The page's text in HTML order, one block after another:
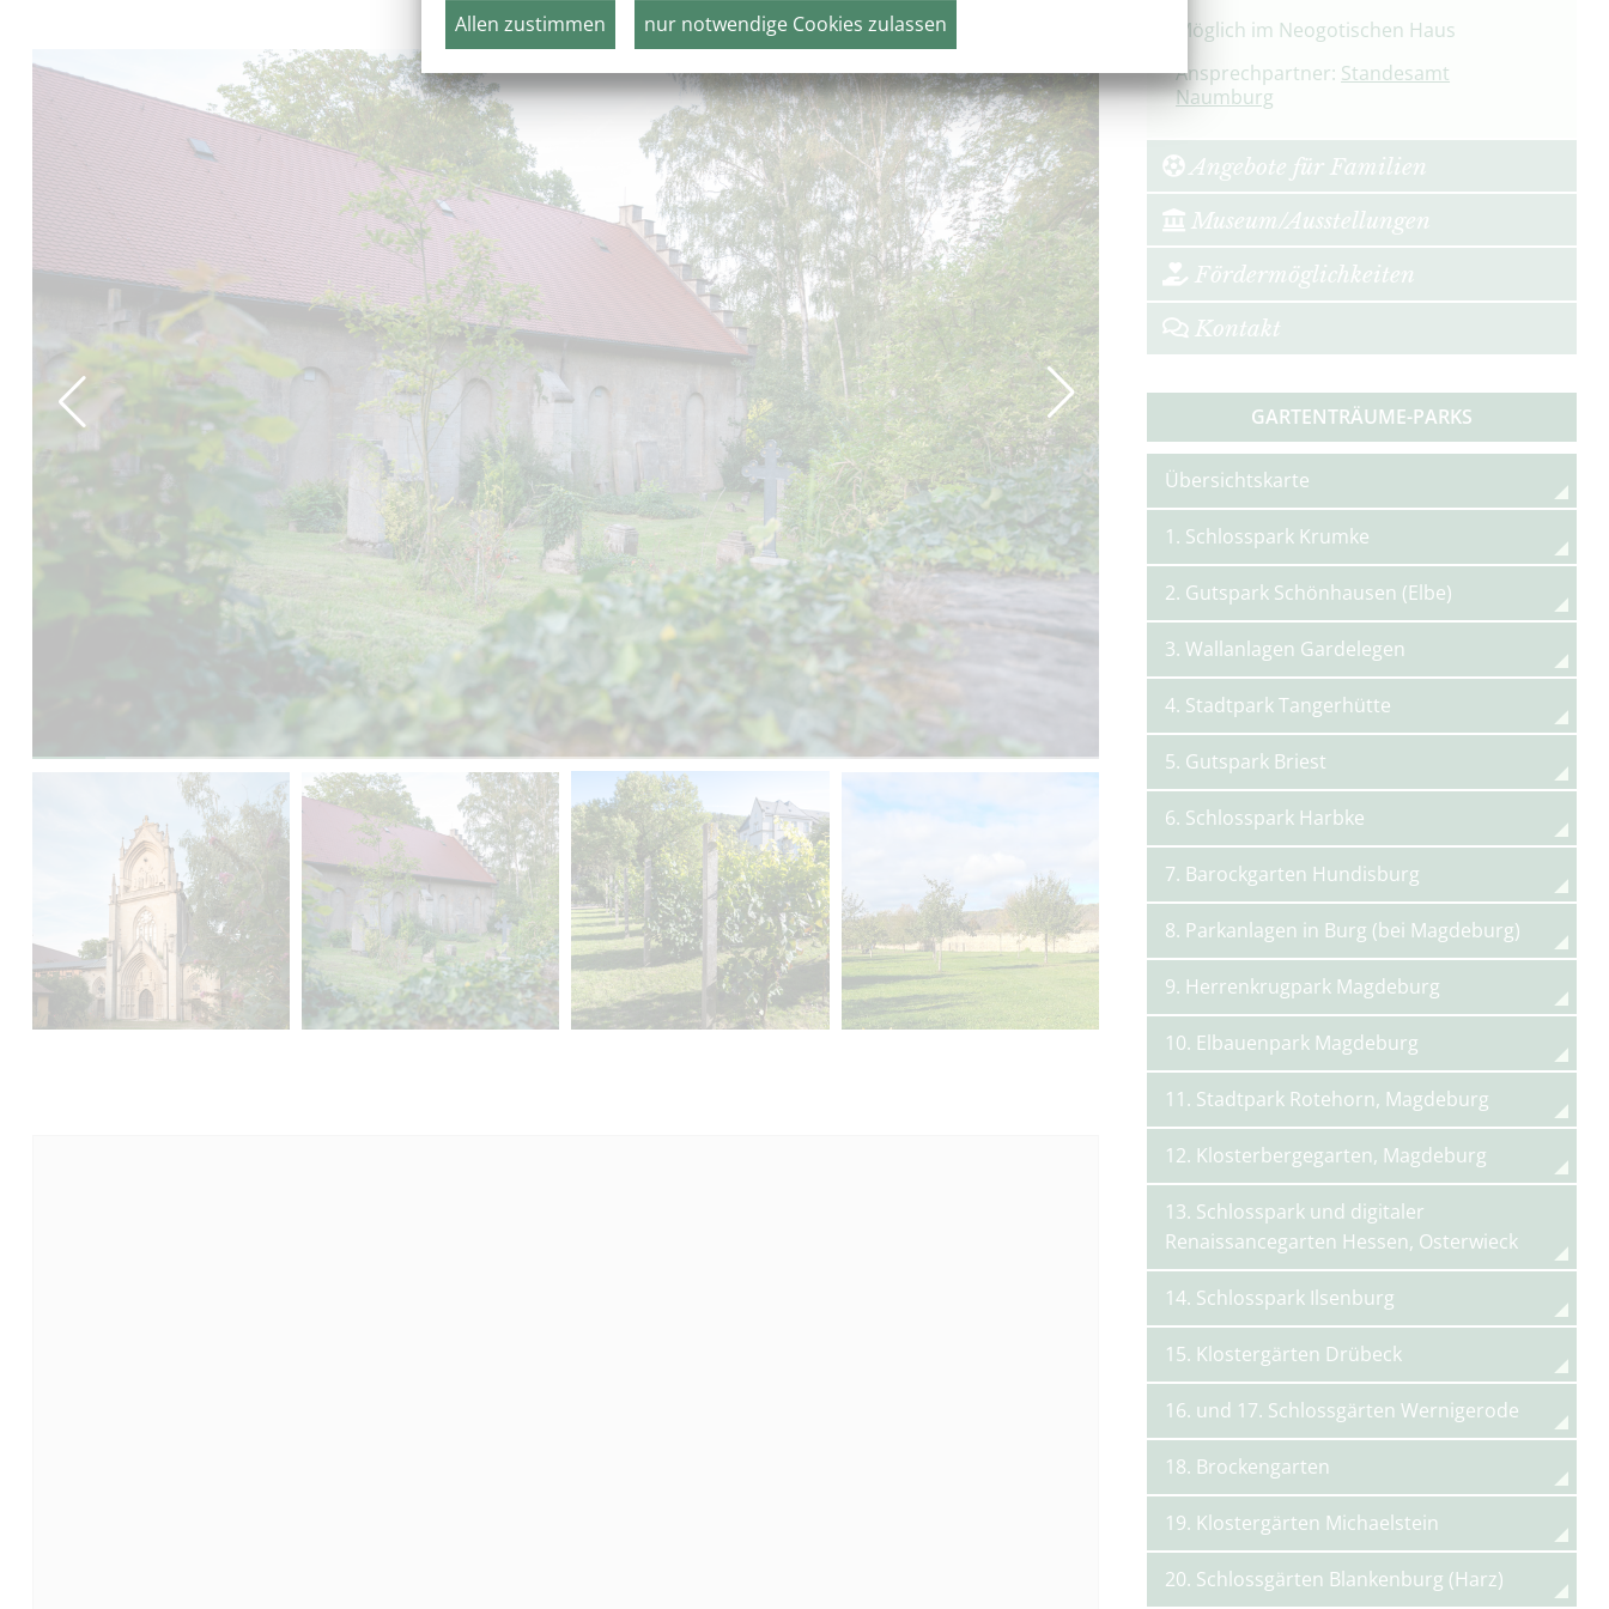
mehr erfahren
Möglich im Neogotischen Haus
Ansprechpartner: Standesamt
Naumburg
Angebote für Familien
Museum/Ausstellungen
Fördermöglichkeiten
Kontakt
GARTENTRÄUME-PARKS
Übersichtskarte
1. Schlosspark Krumke
2. Gutspark Schönhausen (Elbe)
3. Wallanlagen Gardelegen
4. Stadtpark Tangerhütte
5. Gutspark Briest
6. Schlosspark Harbke
7. Barockgarten Hundisburg
8. Parkanlagen in Burg (bei Magdeburg)
9. Herrenkrugpark Magdeburg
10. Elbauenpark Magdeburg
11. Stadtpark Rotehorn, Magdeburg
12. Klosterbergegarten, Magdeburg
13. Schlosspark und digitaler
Renaissancegarten Hessen, Osterwieck
14. Schlosspark Ilsenburg
15. Klostergärten Drübeck
16. und 17. Schlossgärten Wernigerode
18. Brockengarten
19. Klostergärten Michaelstein
20. Schlossgärten Blankenburg (Harz)
Allen zustimmen nur notwendige Cookies zulassen